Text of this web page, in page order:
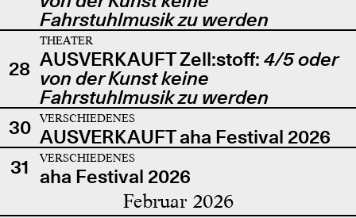
Fahrstuhlmusik zu werden
28
THEATER
AUSVERKAUFT Zell:stoff: 4/5 oder
von der Kunst keine
Fahrstuhlmusik zu werden
30
VERSCHIEDENES
AUSVERKAUFT aha Festival 2026
31
VERSCHIEDENES
aha Festival 2026
Februar 2026